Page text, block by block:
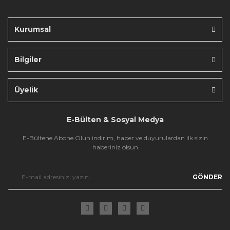
Kurumsal
Bilgiler
Üyelik
E-Bülten & Sosyal Medya
E-Bültene Abone Olun indirim, haber ve duyurulardan ilk sizin
haberiniz olsun
GÖNDER